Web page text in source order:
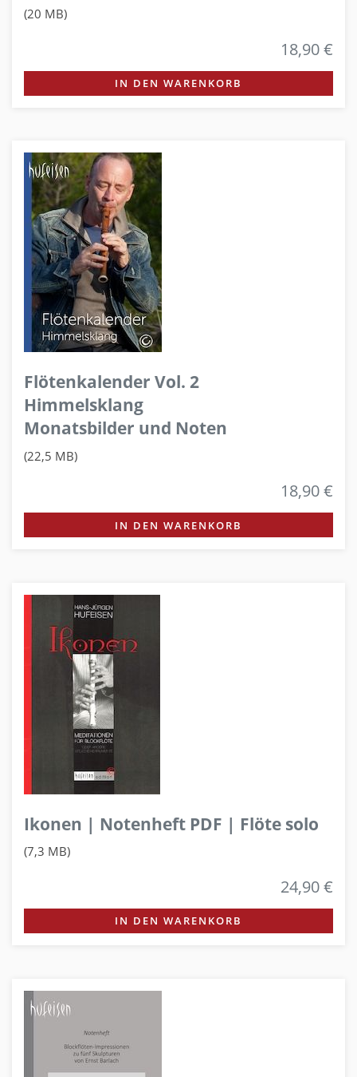
(20 MB)
18,90 €
IN DEN WARENKORB
Flötenkalender Vol. 2
Himmelsklang
Monatsbilder und Noten
(22,5 MB)
18,90 €
IN DEN WARENKORB
Ikonen | Notenheft PDF | Flöte solo
(7,3 MB)
24,90 €
IN DEN WARENKORB